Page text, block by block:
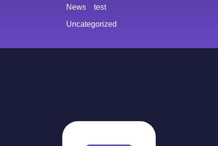
News test
Uncategorized